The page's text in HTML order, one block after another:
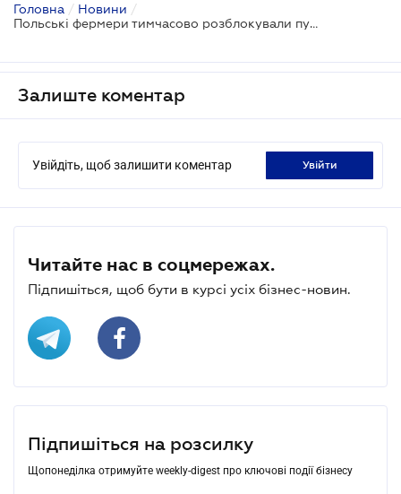
Головна / Новини /
Польські фермери тимчасово розблокували пункт пропуску "Краківець"
Залиште коментар
Увійдіть, щоб залишити коментар увійти
Читайте нас в соцмережах.
Підпишіться, щоб бути в курсі усіх бізнес-новин.
Підпишіться на розсилку
Щопонеділка отримуйте weekly-digest про ключові події бізнесу